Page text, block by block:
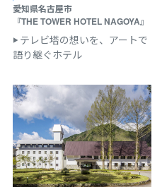
愛知県名古屋市
『THE TOWER HOTEL NAGOYA』
テレビ塔の想いを、アートで
語り継ぐホテル